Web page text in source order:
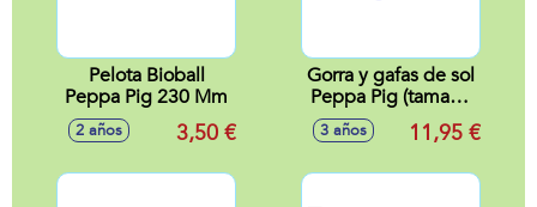
Pelota Bioball
Peppa Pig 230 Mm
2 años 3,50 €
Gorra y gafas de sol
Peppa Pig (tamaño
gorra 53 cm)
3 años 11,95 €